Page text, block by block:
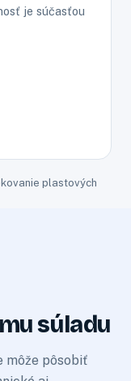
je súčasťou
plastových
súladu
môže pôsobiť